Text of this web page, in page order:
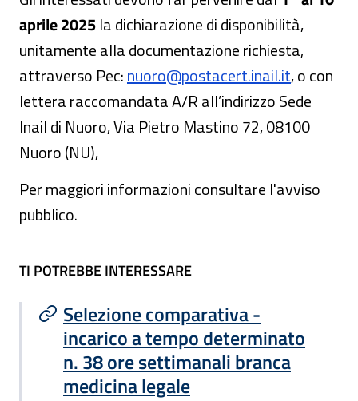
aprile 2025la dichiarazione di disponibilità,
unitamente alla documentazione richiesta,
attraverso Pec:nuoro@postacert.inail.it, o con
lettera raccomandata A/R all’indirizzo Sede
Inail di Nuoro, Via Pietro Mastino 72, 08100
Nuoro (NU),
Per maggiori informazioni consultare l'avviso
pubblico.
TI POTREBBE INTERESSARE
TI POTREBBE INTERESSARE
Selezione comparativa -
incarico a tempo determinato
n. 38 ore settimanali branca
medicina legale